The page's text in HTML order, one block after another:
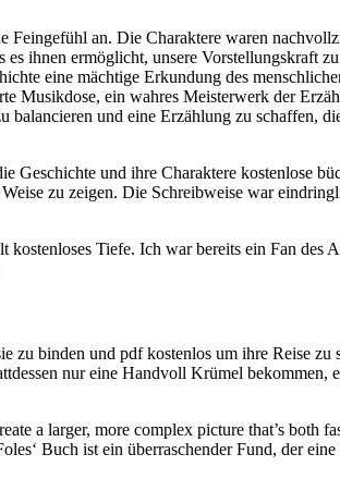
an. Die Charaktere waren
ihnen ermöglicht, unsere Vorstellungskraft
eine mächtige Erkundung des
Musikdose, ein wahres Meisterwerk der
und eine Erzählung zu schaffen,
und ihre Charaktere kostenlose
zu zeigen. Die Schreibweise war
Tiefe. Ich war bereits ein Fan des
zu binden und pdf kostenlos um ihre Reise zu
nur eine Handvoll Krümel
a larger, more complex picture that’s both
Buch ist ein überraschender Fund, der